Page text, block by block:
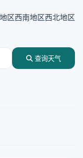
区西南地区西北地区
查询天气